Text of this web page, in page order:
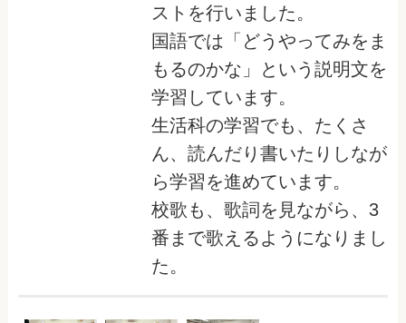
ストを行いました。
国語では「どうやってみをま
もるのかな」という説明文を
学習しています。
生活科の学習でも、たくさ
ん、読んだり書いたりしなが
ら学習を進めています。
校歌も、歌詞を見ながら、3
番まで歌えるようになりまし
た。